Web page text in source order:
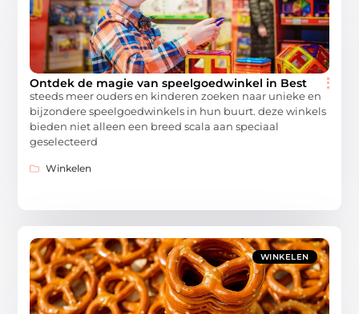
Ontdek de magie van speelgoedwinkel in Best
steeds meer ouders en kinderen zoeken naar unieke en
bijzondere speelgoedwinkels in hun buurt. deze winkels
bieden niet alleen een breed scala aan speciaal
geselecteerd
Winkelen
WINKELEN